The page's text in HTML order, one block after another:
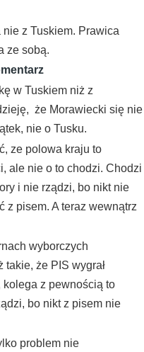
z Tuskiem. Prawica
ze sobą.
w Tuskiem niż z
że Morawiecki się nie
nie o Tusku.
ze polowa kraju to
ale nie o to chodzi. Chodzi
i nie rządzi, bo nikt nie
z pisem. A teraz wewnątrz
wyborczych
takie, że PIS wygrał
z pewnością to
bo nikt z pisem nie
problem nie